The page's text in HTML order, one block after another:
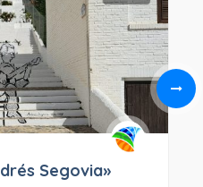
Segovia»